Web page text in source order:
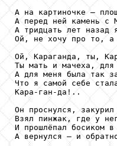
А на картиночке —
А перед ней камень с
А тридцать лет
Ой, не хочу про то, а
Ой, Караганда, ты,
Ты мать и мачеха,
А для меня была так
Что я самой себе
Кара-ган-да!..
Он проснулся,
Взял пинжак, где у
И прошлёпал босиком
А вернулся — и